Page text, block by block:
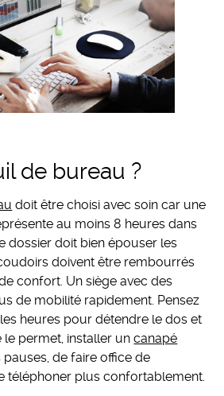
de bureau ?
doit être choisi avec soin car une
au moins 8 heures dans
dossier doit bien épouser les
doivent être rembourrés
confort. Un siège avec des
de mobilité rapidement. Pensez
heures pour détendre le dos et
le permet, installer uncanapé
de faire office de
téléphoner plus confortablement.